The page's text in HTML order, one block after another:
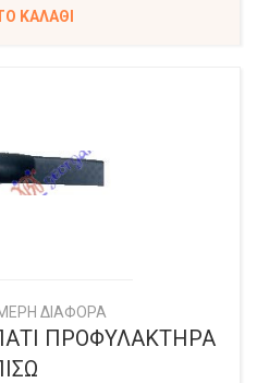
ΚΑΛΆΘΙ
ΔΙΑΦΟΡΑ
ΠΡΟΦΥΛΑΚΤΗΡΑ